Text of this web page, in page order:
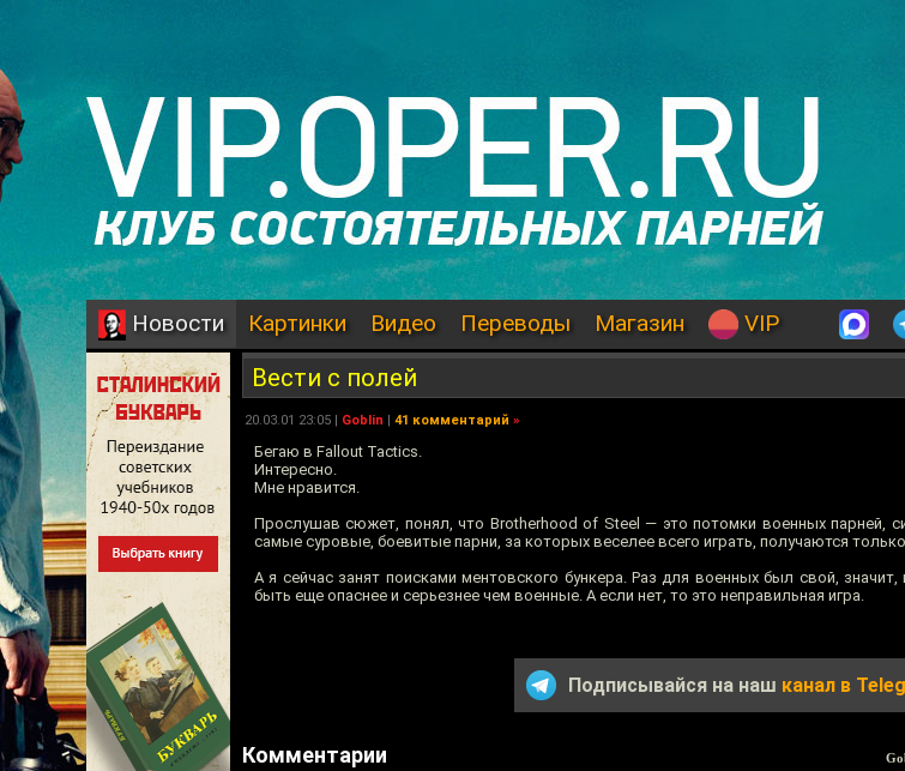
Новости Картинки Видео Переводы Магазин VIP
Вести с полей
20.03.01 23:05 | Goblin | 41 комментарий »
Бегаю в Fallout Tactics.
Интересно.
Мне нравится.
Прослушав сюжет, понял, что Brotherhood of Steel — это потомки военных парней,
самые суровые, боевитые парни, за которых веселее всего играть, получаются
А я сейчас занят поисками ментовского бункера. Раз для военных был свой,
быть еще опаснее и серьезнее чем военные. А если нет, то это неправильная игра.
Подписывайся на наш канал в
Комментарии